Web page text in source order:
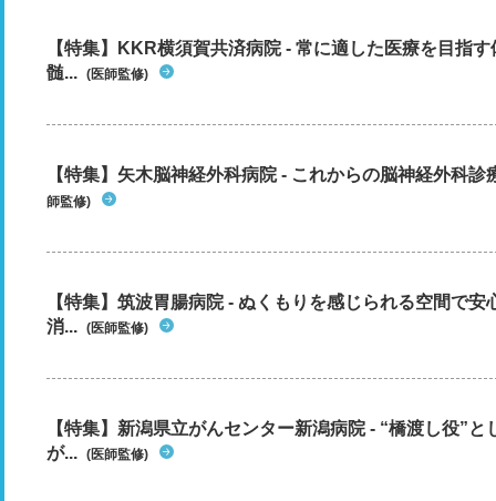
【特集】KKR横須賀共済病院 - 常に適した医療を目指
髄... (医師監修)
【特集】矢木脳神経外科病院 - これからの脳神経外科
師監修)
【特集】筑波胃腸病院 - ぬくもりを感じられる空間で
消... (医師監修)
【特集】新潟県立がんセンター新潟病院 - “橋渡し役”
が... (医師監修)